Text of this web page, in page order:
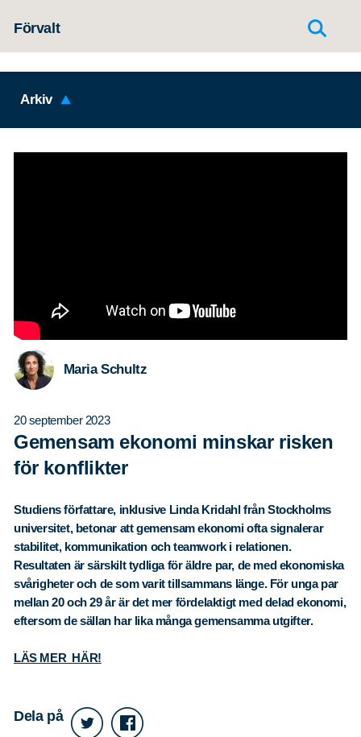
Förvalt
Arkiv
Maria Schultz
20 september 2023
Gemensam ekonomi minskar risken
för konflikter
Studiens författare, inklusive Linda Kridahl från Stockholms
universitet, betonar att gemensam ekonomi ofta signalerar
stabilitet, kommunikation och teamwork i relationen.
Resultaten är särskilt tydliga för äldre par, de med ekonomiska
svårigheter och de som varit tillsammans länge. För unga par
mellan 20 och 29 år är det mer fördelaktigt med delad ekonomi,
eftersom de sällan har lika många gemensamma utgifter.
LÄS MER HÄR!
Dela på